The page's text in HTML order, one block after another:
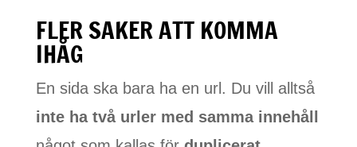
FLER SAKER ATT KOMMA
IHÅG
En sida ska bara ha en url. Du vill alltså
inte ha två urler med samma innehåll